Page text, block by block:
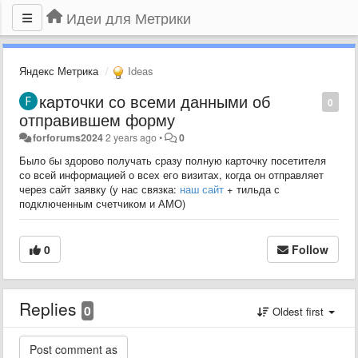
Идеи для Метрики
Яндекс Метрика Ideas
0
карточки со всеми данными об
отправившем форму
forforums20242 years ago• 0
Было бы здорово получать сразу полную карточку посетителя
со всей информацией о всех его визитах, когда он отправляет
через сайт заявку (у нас связка: наш сайт + тильда с
подключенным счетчиком и АМО)
0 Follow
Replies 0 Oldest first